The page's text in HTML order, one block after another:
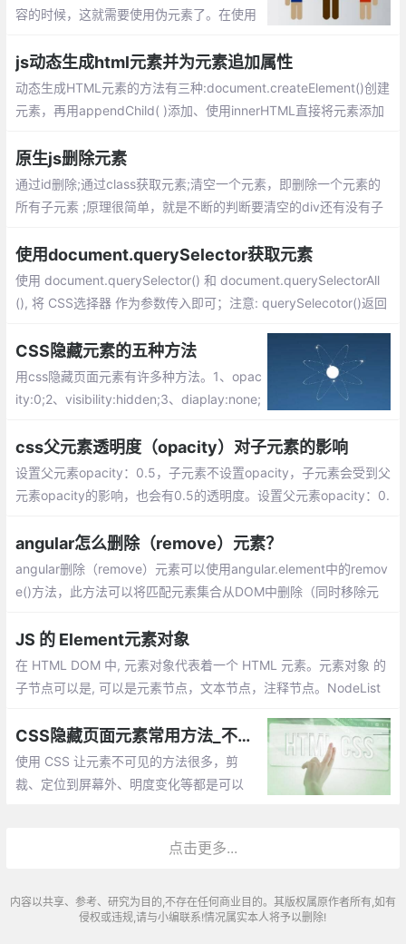
容的时候，这就需要使用伪元素了。在使用
它，这篇文章主要就介绍下如果间接的控
制、修改css中伪元素的方法
js动态生成html元素并为元素追加属性
动态生成HTML元素的方法有三种:document.createElement()创建
元素，再用appendChild( )添加、使用innerHTML直接将元素添加
原生js删除元素
通过id删除;通过class获取元素;清空一个元素，即删除一个元素的
所有子元素 ;原理很简单，就是不断的判断要清空的div还有没有子
删除完毕为止。
使用document.querySelector获取元素
使用 document.querySelector() 和 document.querySelectorAll
(), 将 CSS选择器 作为参数传入即可；注意: querySelecotor()返回
CSS隐藏元素的五种方法
用css隐藏页面元素有许多种方法。1、opac
ity:0;2、visibility:hidden;3、diaplay:none;
可以根据具体情况选择适合的方法来隐藏元
素
css父元素透明度（opacity）对子元素的影响
设置父元素opacity：0.5，子元素不设置opacity，子元素会受到父
元素opacity的影响，也会有0.5的透明度。设置父元素opacity：0.
angular怎么删除（remove）元素？
angular删除（remove）元素可以使用angular.element中的remov
e()方法，此方法可以将匹配元素集合从DOM中删除（同时移除元
JS 的 Element元素对象
在 HTML DOM 中, 元素对象代表着一个 HTML 元素。元素对象 的
子节点可以是, 可以是元素节点，文本节点，注释节点。NodeList
CSS隐藏页面元素常用方法_不同场景下使用CSS隐藏元素
使用 CSS 让元素不可见的方法很多，剪
裁、定位到屏幕外、明度变化等都是可以
点击更多...
内容以共享、参考、研究为目的,不存在任何商业目的。其版权属原作者所有,如有
侵权或违规,请与小编联系!情况属实本人将予以删除!